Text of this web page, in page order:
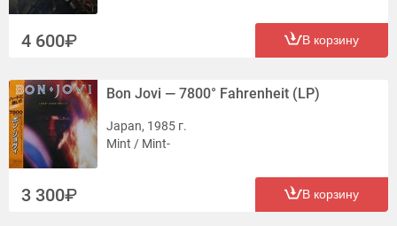
4 600 В корзину
Bon Jovi — 7800° Fahrenheit (LP)
Japan, 1985 г.
Mint / Mint-
3 300 В корзину